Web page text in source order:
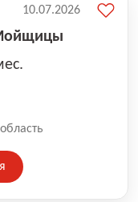
10.07.2026